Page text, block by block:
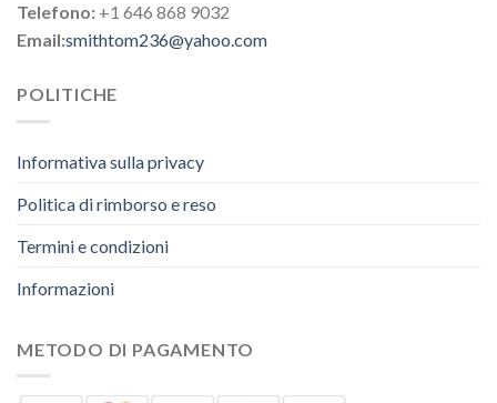
Telefono: +1 646 868 9032
Email:smithtom236@yahoo.com
POLITICHE
Informativa sulla privacy
Politica di rimborso e reso
Termini e condizioni
Informazioni
METODO DI PAGAMENTO